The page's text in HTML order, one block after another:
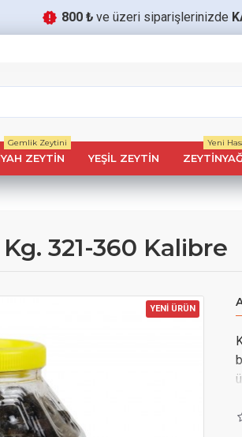
800 ₺ve üzeri siparişlerinizde
ZEYTIN
Gemlik Zeytini
YEŞIL ZEYTIN
Yeni
321-360 Kalibre
YENİ ÜRÜN